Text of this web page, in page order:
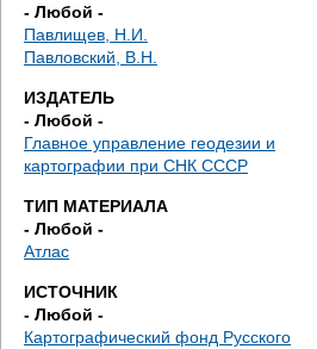
ы
з
д
е
с
ь
- Любой -
Павлищев, Н.И.
Павловский, В.Н.
ИЗДАТЕЛЬ
- Любой -
Главное управление геодезии и
картографии при СНК СССР
ТИП МАТЕРИАЛА
- Любой -
Атлас
ИСТОЧНИК
- Любой -
Картографический фонд Русского